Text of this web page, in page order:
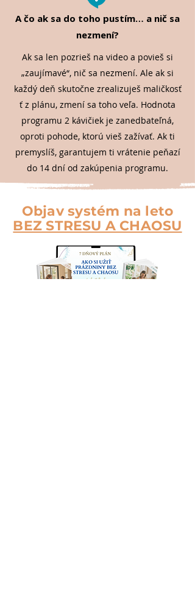
A čo ak sa do toho pustím… a nič sa
nezmení?
Ak sa len pozrieš na video a povieš si
„zaujímavé“, nič sa nezmení. Ale ak si
každý deň skutočne zrealizuješ maličkosť
ť z plánu, zmení sa toho veľa. Hodnota
programu 2 kávičiek je zanedbateľná,
oproti pohode, ktorú vieš zažívať. Ak ti
premyslíš, garantujem ti vrátenie peňazí
do 14 dní od zakúpenia programu.
Objav systém na leto
BEZ STRESU A CHAOSU